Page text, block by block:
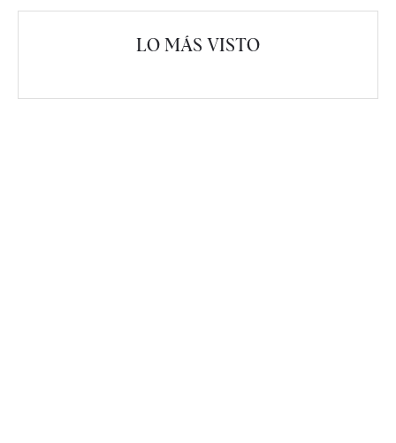
LO MÁS VISTO